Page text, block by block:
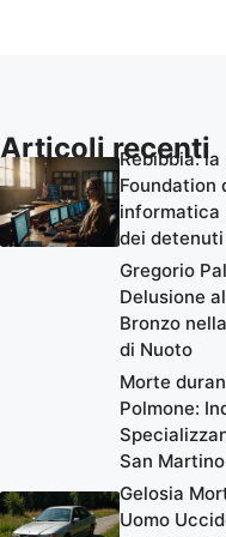
Articoli recenti
Rebibbia:
Foundation
informatica
dei detenuti
Gregorio
Delusione
Bronzo
di Nuoto
Morte
Polmone:
San
Gelosia
Uomo